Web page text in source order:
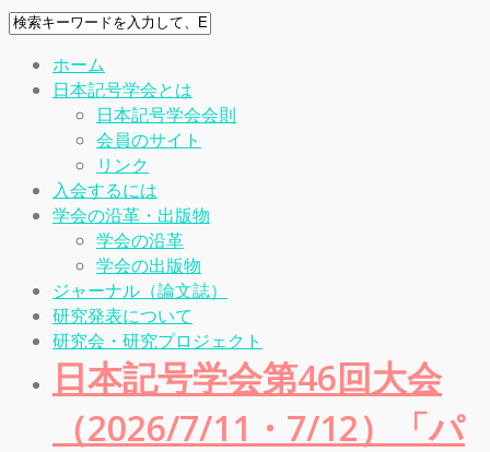
ホーム
日本記号学会とは
日本記号学会会則
会員のサイト
リンク
入会するには
学会の沿革・出版物
学会の沿革
学会の出版物
ジャーナル（論文誌）
研究発表について
研究会・研究プロジェクト
日本記号学会第46回大会
（2026/7/11・7/12）「パ